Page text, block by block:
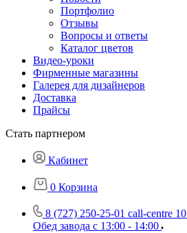
Портфолио
Отзывы
Вопросы и ответы
Каталог цветов
Видео-уроки
Фирменные магазины
Галерея для дизайнеров
Доставка
Прайсы
Стать партнером
Кабинет
0 Корзина
8 (727) 250-25-01 call-centre
Обед завода с 13:00 - 14:00